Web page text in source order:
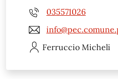
035571026
Ferruccio Micheli